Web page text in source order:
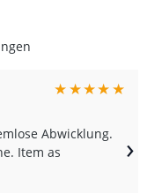
★★★★★
Abwicklung.
Item as
›